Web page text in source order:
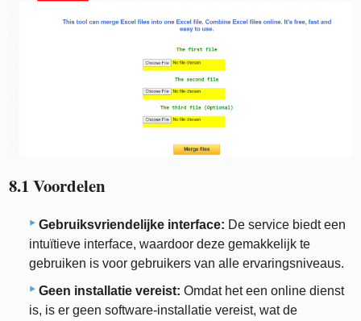
8.1 Voordelen
Gebruiksvriendelijke interface: De service biedt een
intuïtieve interface, waardoor deze gemakkelijk te
gebruiken is voor gebruikers van alle ervaringsniveaus.
Geen installatie vereist: Omdat het een online dienst
is, is er geen software-installatie vereist, wat de